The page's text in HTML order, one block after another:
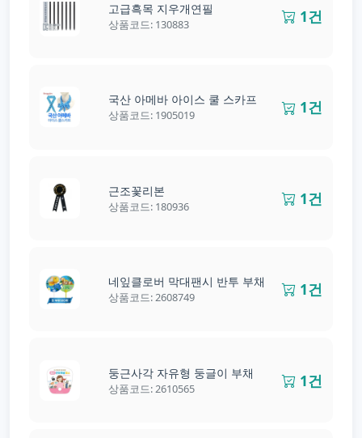
고급흑목 지우개연필
상품코드: 130883 1건
국산 아메바 아이스 쿨 스카프
상품코드: 1905019 1건
근조꽃리본
상품코드: 180936 1건
네잎클로버 막대팬시 반투 부채
상품코드: 2608749 1건
둥근사각 자유형 둥글이 부채
상품코드: 2610565 1건